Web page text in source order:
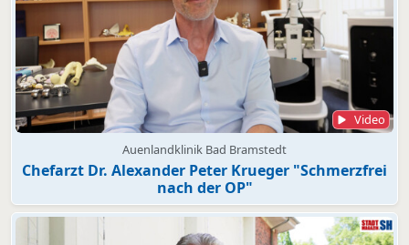
Video
Auenlandklinik Bad Bramstedt
Chefarzt Dr. Alexander Peter Krueger "Schmerzfrei
nach der OP"